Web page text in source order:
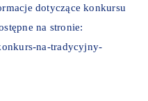
dotyczące konkursu
na stronie:
na-tradycyjny-